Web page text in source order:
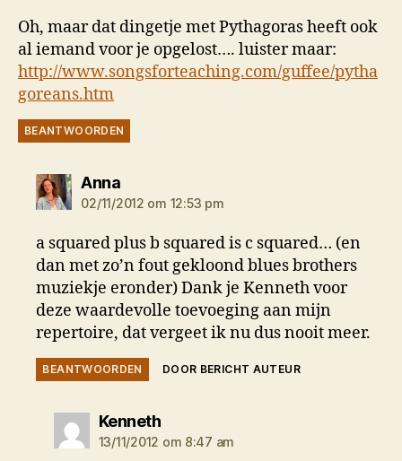
Oh, maar dat dingetje met Pythagoras heeft ook
al iemand voor je opgelost…. luister maar:
http://www.songsforteaching.com/guffee/pytha
goreans.htm
BEANTWOORDEN
Annazegt:
02/11/2012 om 12:53 pm
a squared plus b squared is c squared… (en
dan met zo’n fout gekloond blues brothers
muziekje eronder) Dank je Kenneth voor
deze waardevolle toevoeging aan mijn
repertoire, dat vergeet ik nu dus nooit meer.
BEANTWOORDEN DOOR BERICHT AUTEUR
Kennethzegt:
13/11/2012 om 8:47 am